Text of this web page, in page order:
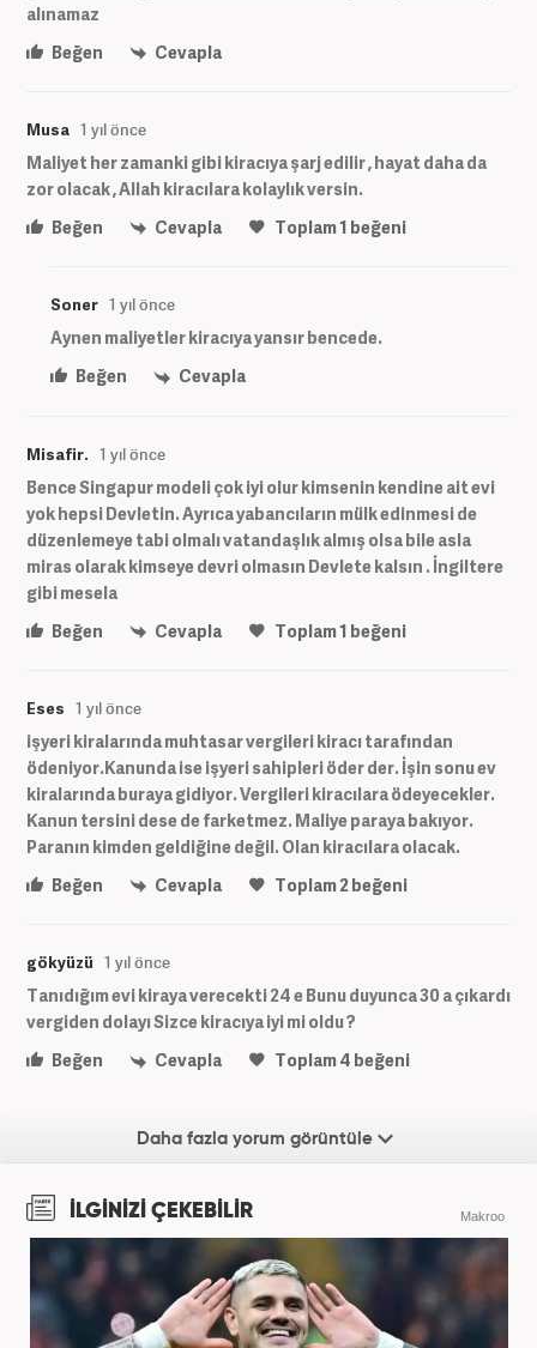
alınamaz
Beğen
Cevapla
Musa 1 yıl önce
Maliyet her zamanki gibi kiracıya şarj edilir , hayat daha da
zor olacak , Allah kiracılara kolaylık versin.
Beğen
Cevapla Toplam1 beğeni
Soner 1 yıl önce
Aynen maliyetler kiracıya yansır bencede.
Beğen
Cevapla
Misafir. 1 yıl önce
Bence Singapur modeli çok iyi olur kimsenin kendine ait evi
yok hepsi Devletin. Ayrıca yabancıların mülk edinmesi de
düzenlemeye tabi olmalı vatandaşlık almış olsa bile asla
miras olarak kimseye devri olmasın Devlete kalsın . İngiltere
gibi mesela
Beğen
Cevapla Toplam1 beğeni
Eses 1 yıl önce
işyeri kiralarında muhtasar vergileri kiracı tarafından
ödeniyor.Kanunda ise işyeri sahipleri öder der. İşin sonu ev
kiralarında buraya gidiyor. Vergileri kiracılara ödeyecekler.
Kanun tersini dese de farketmez. Maliye paraya bakıyor.
Paranın kimden geldiğine değil. Olan kiracılara olacak.
Beğen
Cevapla Toplam2beğeni
gökyüzü 1 yıl önce
Tanıdığım evi kiraya verecekti 24 e Bunu duyunca 30 a çıkardı
vergiden dolayı Sizce kiracıya iyi mi oldu ?
Beğen
Cevapla Toplam4 beğeni
Daha fazla yorum görüntüle
İLGİNİZİ ÇEKEBİLİR Makroo